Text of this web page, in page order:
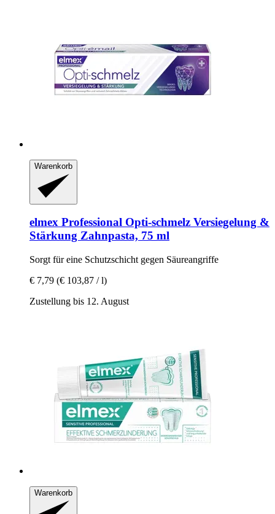
Warenkorb
elmex Professional Opti-​schmelz Versiegelung &
Stärkung Zahnpasta, 75 ml
Sorgt für eine Schutzschicht gegen Säureangriffe
€ 7,79 (€ 103,87 / l)
Zustellung bis 12. August
Warenkorb